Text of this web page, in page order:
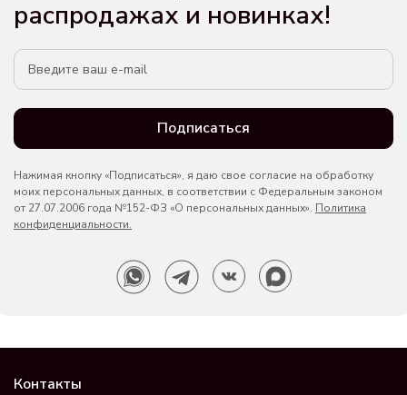
распродажах и новинках!
Подписаться
Нажимая кнопку «Подписаться», я даю свое согласие на обработку
моих персональных данных, в соответствии с Федеральным законом
от 27.07.2006 года №152-ФЗ «О персональных данных». Политика
конфиденциальности.
Контакты